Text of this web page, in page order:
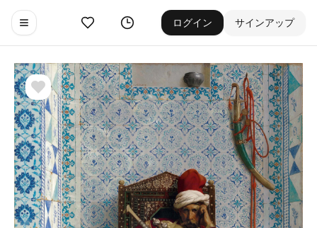
Toggle navigation menu
お気に入りゲーム履歴 ログイン サインアップ